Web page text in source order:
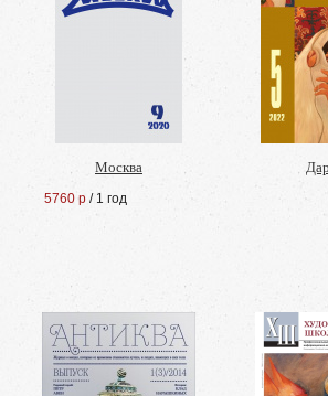
Москва
5760 р / 1 год